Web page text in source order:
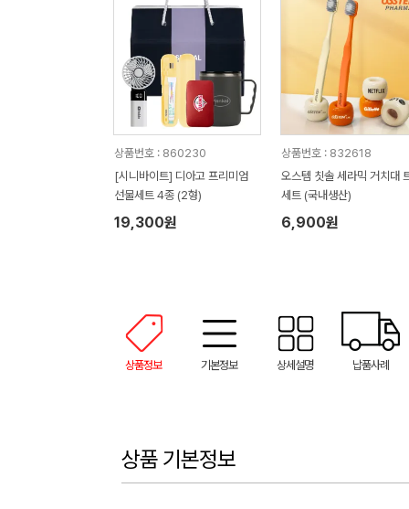
상품번호 : 860230
[시니바이트] 디아고 프리미엄
선물세트 4종 (2형)
19,300원
상품번호 : 832618
오스템 칫솔 세라믹 거치대
세트 (국내생산)
6,900원
상품정보 기본정보 상세설명 납품사례
상품 기본정보